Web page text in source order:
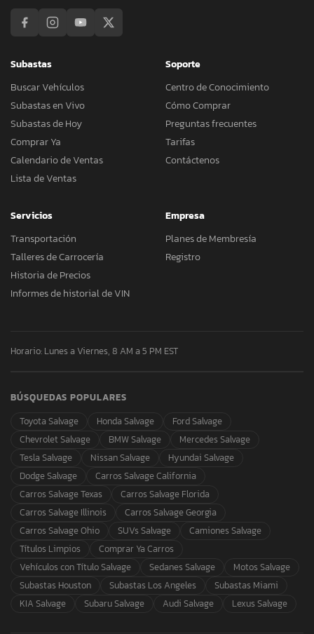
Subastas
Buscar Vehículos
Subastas en Vivo
Subastas de Hoy
Comprar Ya
Calendario de Ventas
Lista de Ventas
Soporte
Centro de Conocimiento
Cómo Comprar
Preguntas frecuentes
Tarifas
Contáctenos
Servicios
Transportación
Talleres de Carrocería
Historia de Precios
Informes de historial de VIN
Empresa
Planes de Membresía
Registro
Horario: Lunes a Viernes, 8 AM a 5 PM EST
BÚSQUEDAS POPULARES
Toyota Salvage
Honda Salvage
Ford Salvage
Chevrolet Salvage
BMW Salvage
Mercedes Salvage
Tesla Salvage
Nissan Salvage
Hyundai Salvage
Dodge Salvage
Carros Salvage California
Carros Salvage Texas
Carros Salvage Florida
Carros Salvage Illinois
Carros Salvage Georgia
Carros Salvage Ohio
SUVs Salvage
Camiones Salvage
Títulos Limpios
Comprar Ya Carros
Vehículos con Título Salvage
Sedanes Salvage
Motos Salvage
Subastas Houston
Subastas Los Angeles
Subastas Miami
KIA Salvage
Subaru Salvage Audi Salvage Lexus Salvage